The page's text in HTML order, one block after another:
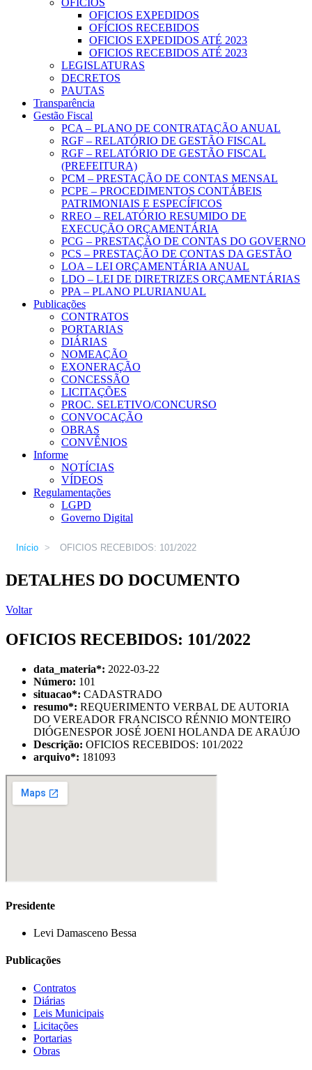
OFICIOS
OFICIOS EXPEDIDOS
OFÍCIOS RECEBIDOS
OFICIOS EXPEDIDOS ATÉ 2023
OFICIOS RECEBIDOS ATÉ 2023
LEGISLATURAS
DECRETOS
PAUTAS
Transparência
Gestão Fiscal
PCA – PLANO DE CONTRATAÇÃO ANUAL
RGF – RELATÓRIO DE GESTÃO FISCAL
RGF – RELATÓRIO DE GESTÃO FISCAL
(PREFEITURA)
PCM – PRESTAÇÃO DE CONTAS MENSAL
PCPE – PROCEDIMENTOS CONTÁBEIS
PATRIMONIAIS E ESPECÍFICOS
RREO – RELATÓRIO RESUMIDO DE
EXECUÇÃO ORÇAMENTÁRIA
PCG – PRESTAÇÃO DE CONTAS DO GOVERNO
PCS – PRESTAÇÃO DE CONTAS DA GESTÃO
LOA – LEI ORÇAMENTÁRIA ANUAL
LDO – LEI DE DIRETRIZES ORÇAMENTÁRIAS
PPA – PLANO PLURIANUAL
Publicações
CONTRATOS
PORTARIAS
DIÁRIAS
NOMEAÇÃO
EXONERAÇÃO
CONCESSÃO
LICITAÇÕES
PROC. SELETIVO/CONCURSO
CONVOCAÇÃO
OBRAS
CONVÊNIOS
Informe
NOTÍCIAS
VÍDEOS
Regulamentações
LGPD
Governo Digital
Início > OFICIOS RECEBIDOS: 101/2022
DETALHES DO DOCUMENTO
Voltar
OFICIOS RECEBIDOS: 101/2022
data_materia*: 2022-03-22
Número: 101
situacao*: CADASTRADO
resumo*: REQUERIMENTO VERBAL DE AUTORIA
DO VEREADOR FRANCISCO RÉNNIO MONTEIRO
DIÓGENESPOR JOSÉ JOENI HOLANDA DE ARAÚJO
Descrição: OFICIOS RECEBIDOS: 101/2022
arquivo*: 181093
Presidente
Levi Damasceno Bessa
Publicações
Contratos
Diárias
Leis Municipais
Licitações
Portarias
Obras